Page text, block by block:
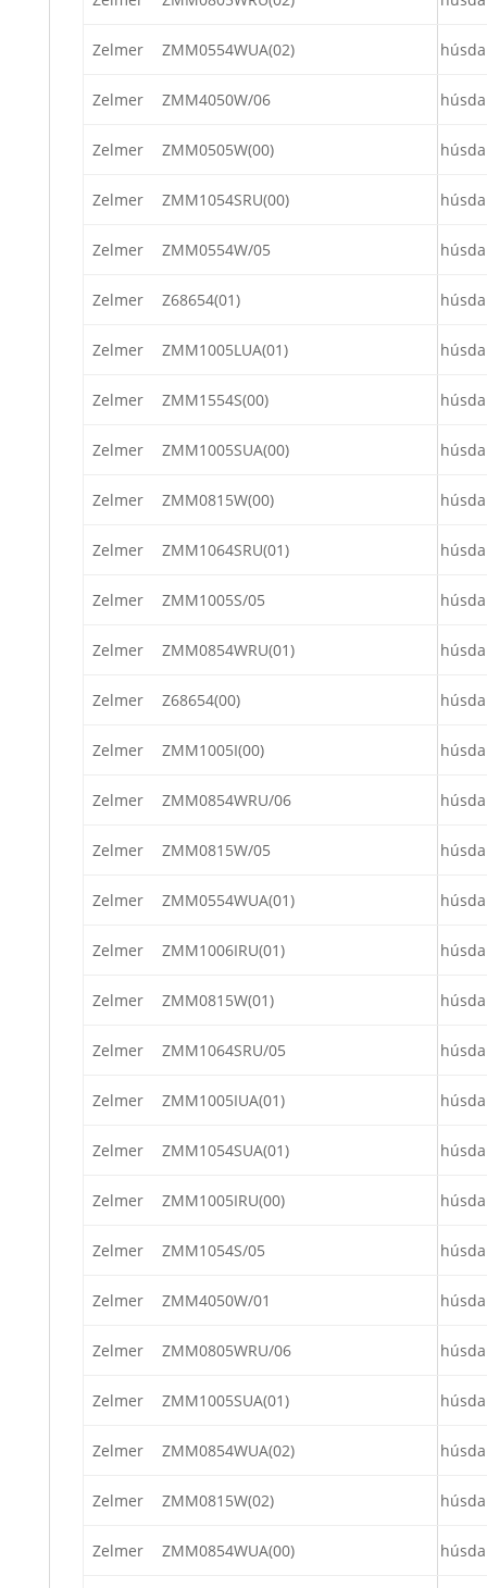
Zelmer ZMM0554WUA(02)
Zelmer ZMM4050W/06
Zelmer ZMM0505W(00)
Zelmer ZMM1054SRU(00)
Zelmer ZMM0554W/05
Zelmer Z68654(01)
Zelmer ZMM1005LUA(01)
Zelmer ZMM1554S(00)
Zelmer ZMM1005SUA(00)
Zelmer ZMM0815W(00)
Zelmer ZMM1064SRU(01)
Zelmer ZMM1005S/05
Zelmer ZMM0854WRU(01)
Zelmer Z68654(00)
Zelmer ZMM1005I(00)
Zelmer ZMM0854WRU/06
Zelmer ZMM0815W/05
Zelmer ZMM0554WUA(01)
Zelmer ZMM1006IRU(01)
Zelmer ZMM0815W(01)
Zelmer ZMM1064SRU/05
Zelmer ZMM1005IUA(01)
Zelmer ZMM1054SUA(01)
Zelmer ZMM1005IRU(00)
Zelmer ZMM1054S/05
Zelmer ZMM4050W/01
Zelmer ZMM0805WRU/06
Zelmer ZMM1005SUA(01)
Zelmer ZMM0854WUA(02)
Zelmer ZMM0815W(02)
Zelmer ZMM0854WUA(00)